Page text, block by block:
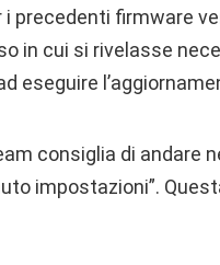
precedenti firmware
in cui si rivelasse
eseguire
consiglia di andare
impostazioni”.